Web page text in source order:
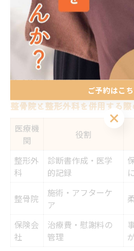
がら進めることが大切です。
また、桜並木駅周辺の整骨院の
けに保険手続きのサポートを行
事前に相談し、損をしない補償
しておきましょう。
整骨院と整形外科を併用する
医療機
関
役割
整形外
科
診断書作成・医学
的記録
整骨院
施術・アフターケ
ア
保険会
社
治療費・慰謝料の
管理
ご予約はこち
ご予約はこ